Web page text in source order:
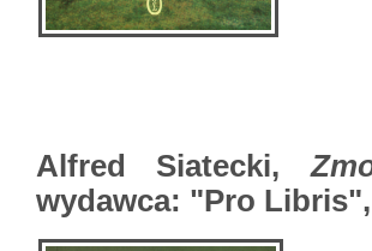
Alfred Siatecki,
wydawca: "Pro